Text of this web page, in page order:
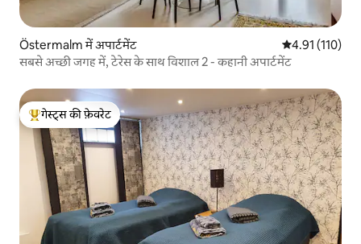
Östermalm में अपार्टमेंट औसत रेटिंग 5 में से
4.91 (110)
सबसे अच्छी जगह में, टेरेस के साथ विशाल 2 - कहानी अपार्टमेंट
गेस्ट्स का टॉप फ़ेवरेट
गेस्ट्स की फ़ेवरेट